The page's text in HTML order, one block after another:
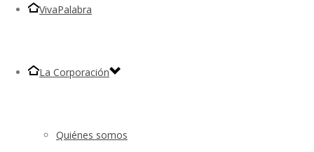
VivaPalabra
La Corporación
Quiénes somos